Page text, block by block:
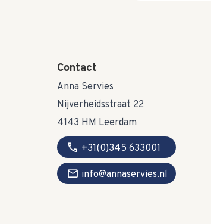
Contact
Anna Servies
Nijverheidsstraat 22
4143 HM Leerdam
call +31(0)345 633001
mail info@annaservies.nl